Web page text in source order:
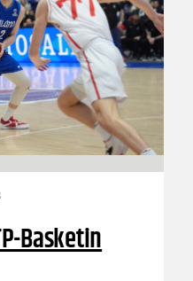
Basketin